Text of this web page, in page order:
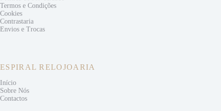
Termos e Condições
Cookies
Contrastaria
Envios e Trocas
ESPIRAL RELOJOARIA
Início
Sobre Nós
Contactos